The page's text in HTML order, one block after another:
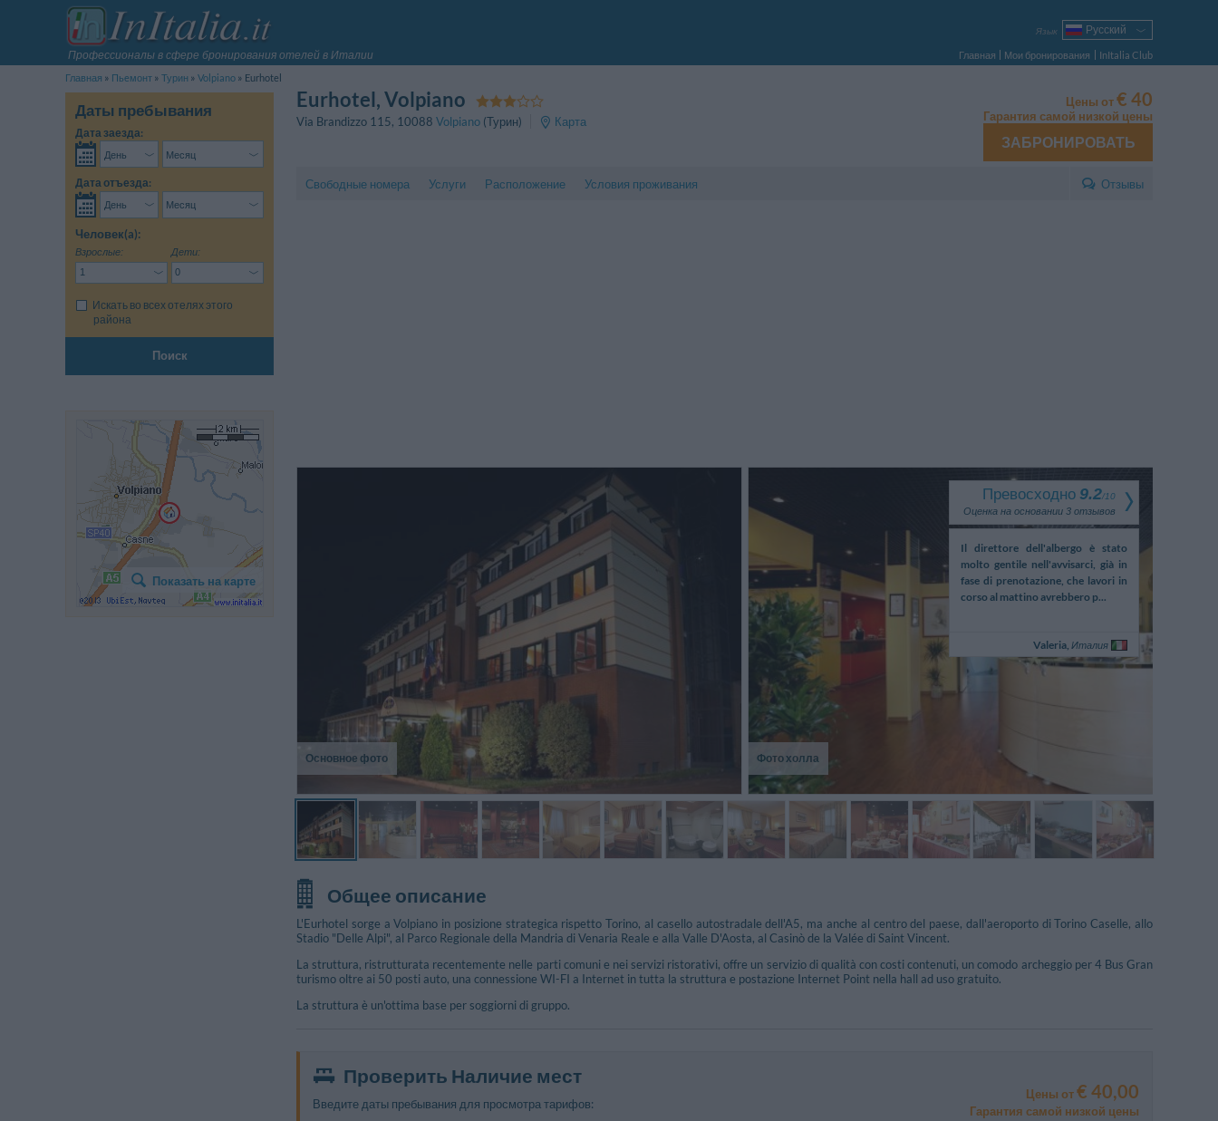
Профессионалы в сфере бронирования отелей в Италии
Язык
Русский
Italiano
English
Deutsch
Español
Português
Polski
Главная Мои бронирования
InItalia Club
Главная
Пьeмонт Турин Volpiano Eurhotel
Даты пребывания
Дата заезда:
Дата отъезда:
Человек(a):
Взрослые: Дети:
Искать во всех отелях этого
района
Поиск
Eurhotel, Volpiano
Via Brandizzo 115, 10088 Volpiano (Турин) Карта
Цены от€ 40
Гарантия самой низкой цены
ЗАБРОНИРОВАТЬ
Свободные номера Услуги Расположение Условия проживания Отзывы
Основное фото Фото холла
Превосходно 9.2/10
Оценка на основании 3 отзывов
Il direttore dell'albergo è stato
molto gentile nell'avvisarci, già in
fase di prenotazione, che lavori in
corso al mattino avrebbero p...
Valeria, Италия
Общее описание
L'Eurhotel sorge a Volpiano in posizione strategica rispetto Torino, al casello autostradale dell'A5, ma anche al centro del paese, dall'aeroporto di Torino Caselle, allo
Stadio "Delle Alpi", al Parco Regionale della Mandria di Venaria Reale e alla Valle D'Aosta, al Casinò de la Valée di Saint Vincent.
La struttura, ristrutturata recentemente nelle parti comuni e nei servizi ristorativi, offre un servizio di qualità con costi contenuti, un comodo archeggio per 4 Bus Gran
turismo oltre ai 50 posti auto, una connessione WI-FI a Internet in tutta la struttura e postazione Internet Point nella hall ad uso gratuito.
La struttura è un'ottima base per soggiorni di gruppo.
Проверить Наличие мест
Введите даты пребывания для просмотра тарифов:
Цены от€ 40,00
Гарантия самой низкой цены
Показать на карте